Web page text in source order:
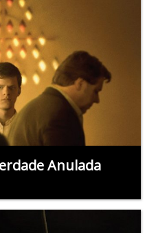
Anulada